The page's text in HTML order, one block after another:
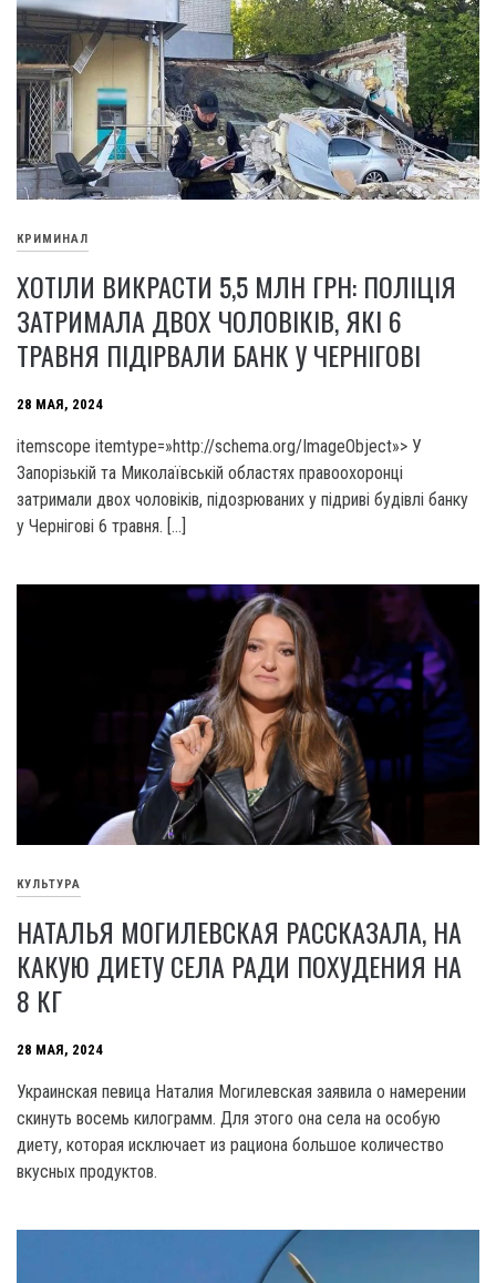
КРИМИНАЛ
ХОТІЛИ ВИКРАСТИ 5,5 МЛН ГРН: ПОЛІЦІЯ
ЗАТРИМАЛА ДВОХ ЧОЛОВІКІВ, ЯКІ 6
ТРАВНЯ ПІДІРВАЛИ БАНК У ЧЕРНІГОВІ
28 МАЯ, 2024
itemscope itemtype=»http://schema.org/ImageObject»> У
Запорізькій та Миколаївській областях правоохоронці
затримали двох чоловіків, підозрюваних у підриві будівлі банку
у Чернігові 6 травня. […]
КУЛЬТУРА
НАТАЛЬЯ МОГИЛЕВСКАЯ РАССКАЗАЛА, НА
КАКУЮ ДИЕТУ СЕЛА РАДИ ПОХУДЕНИЯ НА
8 КГ
28 МАЯ, 2024
Украинская певица Наталия Могилевская заявила о намерении
скинуть восемь килограмм. Для этого она села на особую
диету, которая исключает из рациона большое количество
вкусных продуктов.